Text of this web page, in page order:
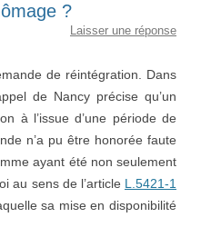
?
Laisser une réponse
de réintégration. Dans
de Nancy précise qu’un
à l’issue d’une période de
n’a pu être honorée faute
ayant été non seulement
au sens de l’article L.5421-1
sa mise en disponibilité